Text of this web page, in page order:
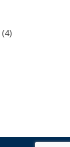
(4)